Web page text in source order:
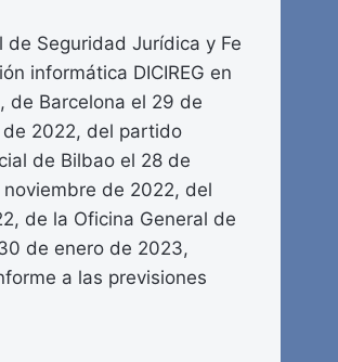
Seguridad Jurídica y Fe
informática DICIREG en
de Barcelona el 29 de
de 2022, del partido
de Bilbao el 28 de
de 2022, del
de la Oficina General de
de enero de 2023,
a las previsiones